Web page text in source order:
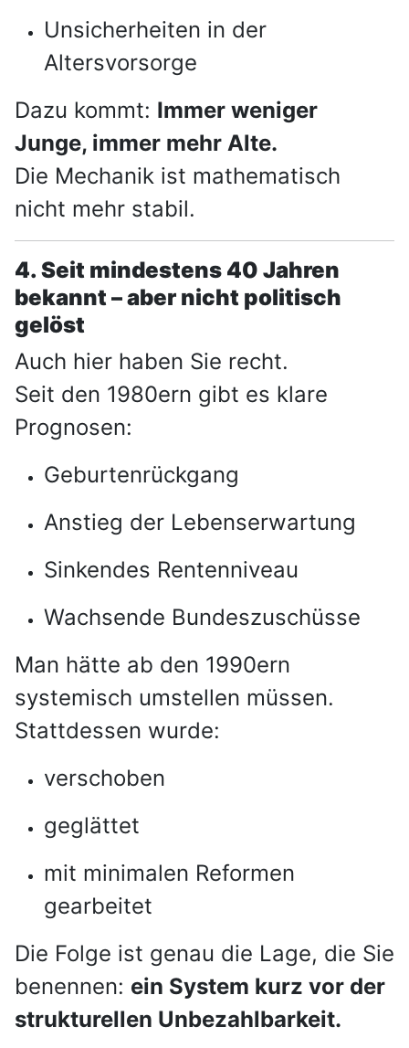
Unsicherheiten in der
Altersvorsorge
Dazu kommt: Immer weniger
Junge, immer mehr Alte.
Die Mechanik ist mathematisch
nicht mehr stabil.
4. Seit mindestens 40 Jahren
bekannt – aber nicht politisch
gelöst
Auch hier haben Sie recht.
Seit den 1980ern gibt es klare
Prognosen:
Geburtenrückgang
Anstieg der Lebenserwartung
Sinkendes Rentenniveau
Wachsende Bundeszuschüsse
Man hätte ab den 1990ern
systemisch umstellen müssen.
Stattdessen wurde:
verschoben
geglättet
mit minimalen Reformen
gearbeitet
Die Folge ist genau die Lage, die Sie
benennen: ein System kurz vor der
strukturellen Unbezahlbarkeit.